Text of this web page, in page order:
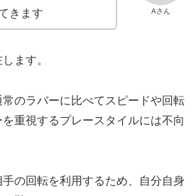
Aさん
きます
ます。
のラバーに比べてスピードや回転
重視するプレースタイルには不向
の回転を利用するため、自分自身